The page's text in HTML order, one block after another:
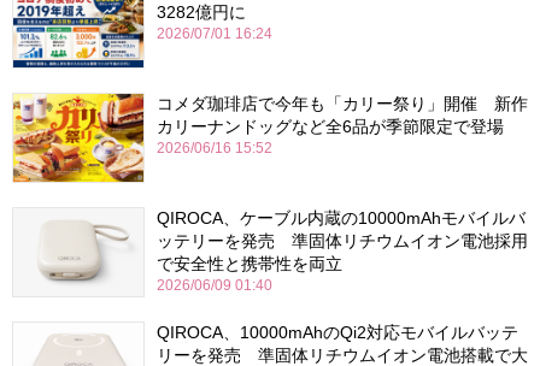
3282億円に
2026/07/01 16:24
コメダ珈琲店で今年も「カリー祭り」開催 新作
カリーナンドッグなど全6品が季節限定で登場
2026/06/16 15:52
QIROCA、ケーブル内蔵の10000mAhモバイルバ
ッテリーを発売 準固体リチウムイオン電池採用
で安全性と携帯性を両立
2026/06/09 01:40
QIROCA、10000mAhのQi2対応モバイルバッテ
リーを発売 準固体リチウムイオン電池搭載で大